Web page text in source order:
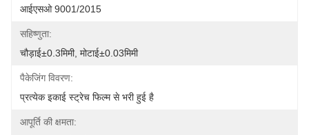
आईएसओ 9001/2015
सहिष्णुता:
चौड़ाई±0.3मिमी, मोटाई±0.03मिमी
पैकेजिंग विवरण:
प्रत्येक इकाई स्ट्रेच फिल्म से भरी हुई है
आपूर्ति की क्षमता: